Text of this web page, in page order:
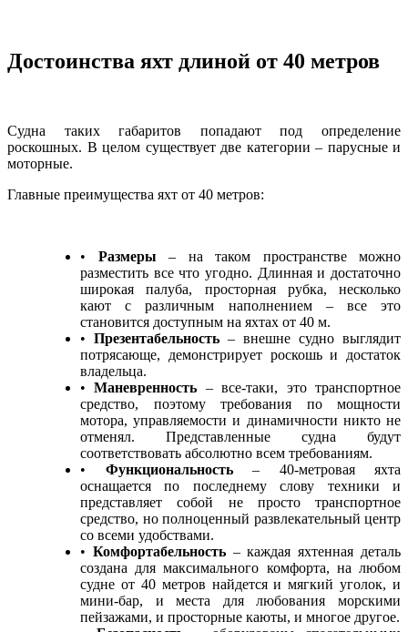
Достоинства яхт длиной от 40 метров
Судна таких габаритов попадают под определение
роскошных. В целом существует две категории – парусные и
моторные.
Главные преимущества яхт от 40 метров:
• Размеры – на таком пространстве можно
разместить все что угодно. Длинная и достаточно
широкая палуба, просторная рубка, несколько
кают с различным наполнением – все это
становится доступным на яхтах от 40 м.
• Презентабельность – внешне судно выглядит
потрясающе, демонстрирует роскошь и достаток
владельца.
•Маневренность – все-таки, это транспортное
средство, поэтому требования по мощности
мотора, управляемости и динамичности никто не
отменял. Представленные судна будут
соответствовать абсолютно всем требованиям.
• Функциональность– 40-метровая яхта
оснащается по последнему слову техники и
представляет собой не просто транспортное
средство, но полноценный развлекательный центр
со всеми удобствами.
• Комфортабельность– каждая яхтенная деталь
создана для максимального комфорта, на любом
судне от 40 метров найдется и мягкий уголок, и
мини-бар, и места для любования морскими
пейзажами, и просторные каюты, и многое другое.